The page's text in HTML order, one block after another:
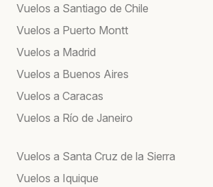
Vuelos a Santiago de Chile
Vuelos a Puerto Montt
Vuelos a Madrid
Vuelos a Buenos Aires
Vuelos a Caracas
Vuelos a Río de Janeiro
Vuelos a Santa Cruz de la Sierra
Vuelos a Iquique